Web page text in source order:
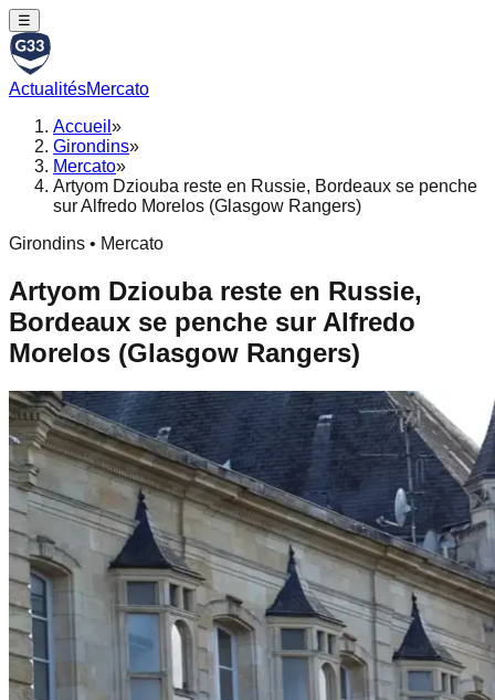
☰
ActualitésMercato
Accueil »
Girondins»
Mercato»
Artyom Dziouba reste en Russie, Bordeaux se penche
sur Alfredo Morelos (Glasgow Rangers)
Girondins • Mercato
Artyom Dziouba reste en Russie,
Bordeaux se penche sur Alfredo
Morelos (Glasgow Rangers)